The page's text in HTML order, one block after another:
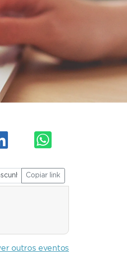
Copiar link
outros eventos